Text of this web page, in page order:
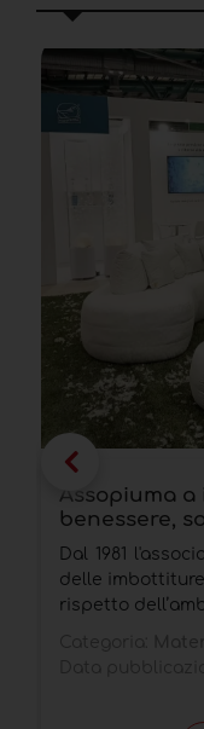
Assopiuma
benessere,
Dal 1981
delle
rispetto